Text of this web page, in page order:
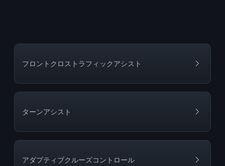
フロントクロストラフィックアシスト
ターンアシスト
アダプティブクルーズコントロール